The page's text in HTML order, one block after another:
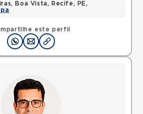
este perfil
Boa Vista, Recife, PE,